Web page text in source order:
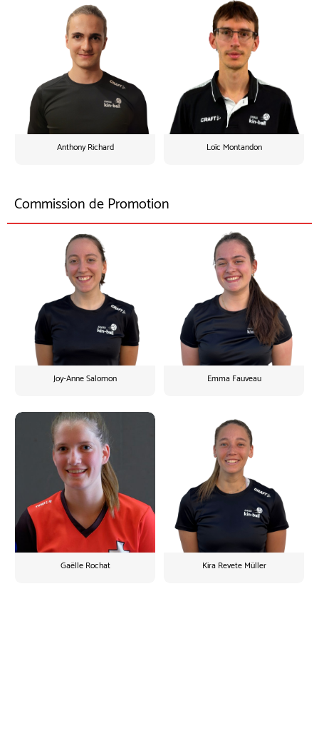
Anthony Richard Loïc Montandon
Commission de Promotion
Joy-Anne Salomon Emma Fauveau
Gaëlle Rochat Kira Revete Müller